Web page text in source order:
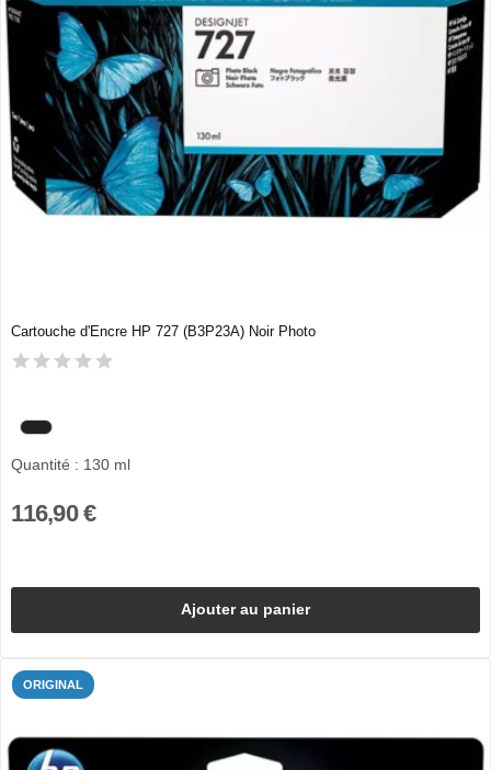
Cartouche d'Encre HP 727 (B3P23A) Noir Photo
Quantité : 130 ml
116,90 €
Ajouter au panier
ORIGINAL